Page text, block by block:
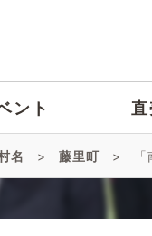
ント
名 > 藤里町 >